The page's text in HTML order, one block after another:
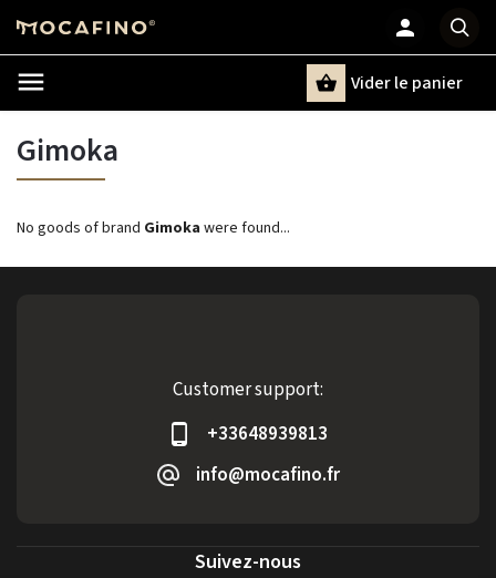
Chercher
Vider le panier
Gimoka
No goods of brand Gimoka were found...
Customer support:
+33648939813
info@mocafino.fr
Suivez-nous